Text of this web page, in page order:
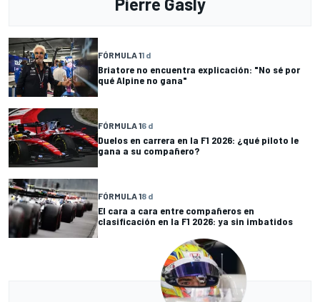
FÓRMULA 11 d
Briatore no encuentra explicación: "No sé por
qué Alpine no gana"
FÓRMULA 16 d
Duelos en carrera en la F1 2026: ¿qué piloto le
gana a su compañero?
FÓRMULA 18 d
El cara a cara entre compañeros en
clasificación en la F1 2026: ya sin imbatidos